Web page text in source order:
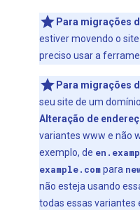
Para migrações
estiver movendo o
preciso usar a
Para migrações
seu site de um
Alteração de
variantes www e não
exemplo, de
example.compara
não esteja usando
todas essas variantes